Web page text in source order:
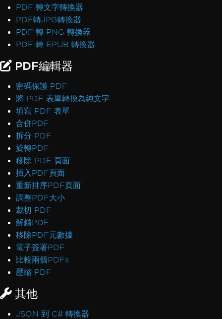
PDF 轉文字轉換器
PDF轉JPG轉換器
PDF 轉 PNG 轉換器
PDF 轉 EPUB 轉換器
PDF編輯器
密碼保護 PDF
將 PDF 表單轉換為純文字
填寫 PDF 表單
合併PDF
拆分 PDF
旋轉PDF
移除 PDF 頁面
插入PDF頁面
重新排序PDF頁面
調整PDF大小
裁切 PDF
解鎖PDF
移除PDF元數據
電子簽署PDF
比較兩個PDFs
壓縮 PDF
其他
JSON 到 C# 轉換器